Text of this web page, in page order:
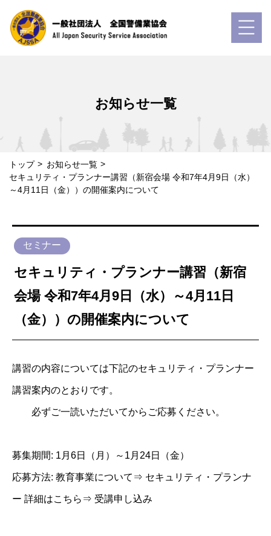
お知らせ一覧
トップ
お知らせ一覧
セキュリティ・プランナー講習（新宿会場 令和7年4月9日（水）
～4月11日（金））の開催案内について
セミナー
セキュリティ・プランナー講習（新宿
会場 令和7年4月9日（水）～4月11日
（金））の開催案内について
講習の内容については下記のセキュリティ・プランナー
講習案内のとおりです。
必ずご一読いただいてからご応募ください。
募集期間: 1月6日（月）～1月24日（金）
応募方法: 教育事業について⇒ セキュリティ・プランナ
ー 詳細はこちら⇒ 受講申し込み